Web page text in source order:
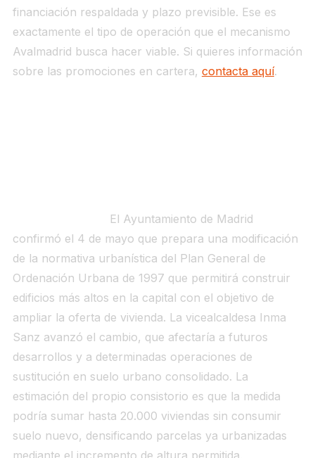
financiación respaldada y plazo previsible. Ese es
exactamente el tipo de operación que el mecanismo
Avalmadrid busca hacer viable. Si quieres información
sobre las promociones en cartera, contacta aquí.
El Ayuntamiento de Madrid
confirmó el 4 de mayo que prepara una modificación
de la normativa urbanística del Plan General de
Ordenación Urbana de 1997 que permitirá construir
edificios más altos en la capital con el objetivo de
ampliar la oferta de vivienda. La vicealcaldesa Inma
Sanz avanzó el cambio, que afectaría a futuros
desarrollos y a determinadas operaciones de
sustitución en suelo urbano consolidado. La
estimación del propio consistorio es que la medida
podría sumar hasta 20.000 viviendas sin consumir
suelo nuevo, densificando parcelas ya urbanizadas